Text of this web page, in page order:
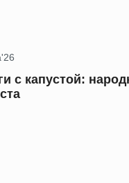
с капустой: